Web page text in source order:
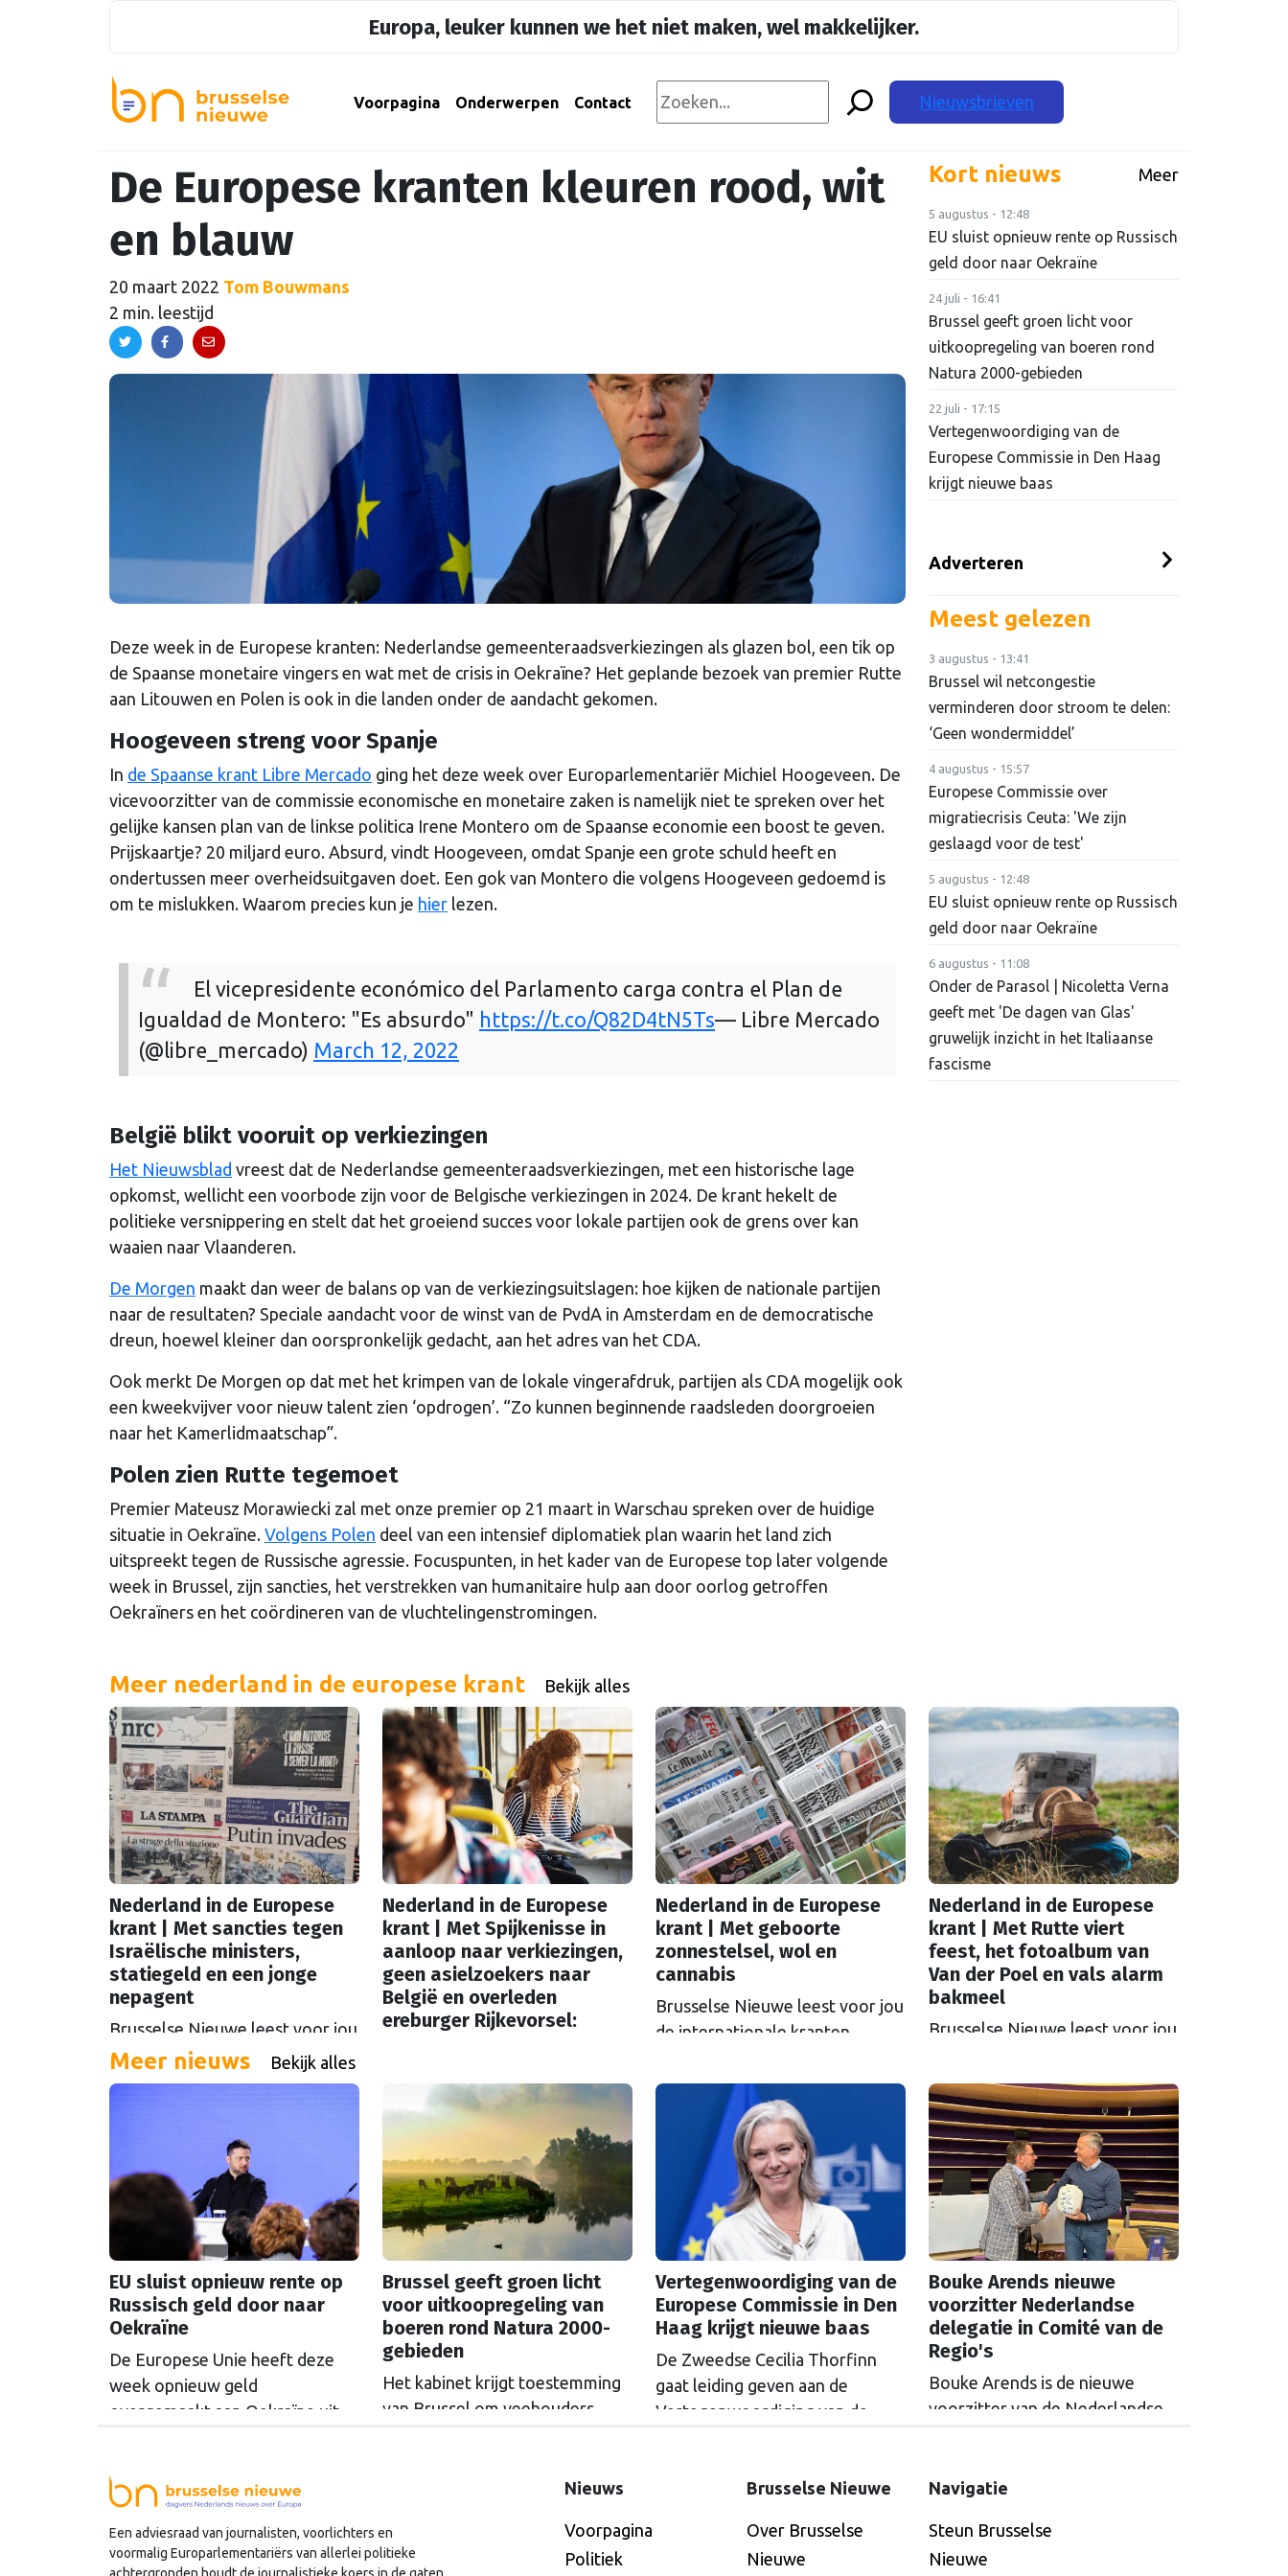
Europa, leuker kunnen we het niet maken, wel makkelijker.
Voorpagina Onderwerpen Contact Nieuwsbrieven
De Europese kranten kleuren rood, wit
en blauw
20 maart 2022 Tom Bouwmans
2 min. leestijd
Deze week in de Europese kranten: Nederlandse gemeenteraadsverkiezingen als glazen bol, een tik op
de Spaanse monetaire vingers en wat met de crisis in Oekraïne? Het geplande bezoek van premier Rutte
aan Litouwen en Polen is ook in die landen onder de aandacht gekomen.
Hoogeveen streng voor Spanje
In de Spaanse krant Libre Mercado ging het deze week over Europarlementariër Michiel Hoogeveen. De
vicevoorzitter van de commissie economische en monetaire zaken is namelijk niet te spreken over het
gelijke kansen plan van de linkse politica Irene Montero om de Spaanse economie een boost te geven.
Prijskaartje? 20 miljard euro. Absurd, vindt Hoogeveen, omdat Spanje een grote schuld heeft en
ondertussen meer overheidsuitgaven doet. Een gok van Montero die volgens Hoogeveen gedoemd is
om te mislukken. Waarom precies kun je hier lezen.
El vicepresidente económico del Parlamento carga contra el Plan de
Igualdad de Montero: "Es absurdo" https://t.co/Q82D4tN5Ts— Libre Mercado
(@libre_mercado) March 12, 2022
België blikt vooruit op verkiezingen
Het Nieuwsblad vreest dat de Nederlandse gemeenteraadsverkiezingen, met een historische lage
opkomst, wellicht een voorbode zijn voor de Belgische verkiezingen in 2024. De krant hekelt de
politieke versnippering en stelt dat het groeiend succes voor lokale partijen ook de grens over kan
waaien naar Vlaanderen.
De Morgen maakt dan weer de balans op van de verkiezingsuitslagen: hoe kijken de nationale partijen
naar de resultaten? Speciale aandacht voor de winst van de PvdA in Amsterdam en de democratische
dreun, hoewel kleiner dan oorspronkelijk gedacht, aan het adres van het CDA.
Ook merkt De Morgen op dat met het krimpen van de lokale vingerafdruk, partijen als CDA mogelijk ook
een kweekvijver voor nieuw talent zien ‘opdrogen’. “Zo kunnen beginnende raadsleden doorgroeien
naar het Kamerlidmaatschap”.
Polen zien Rutte tegemoet
Premier Mateusz Morawiecki zal met onze premier op 21 maart in Warschau spreken over de huidige
situatie in Oekraïne. Volgens Polen deel van een intensief diplomatiek plan waarin het land zich
uitspreekt tegen de Russische agressie. Focuspunten, in het kader van de Europese top later volgende
week in Brussel, zijn sancties, het verstrekken van humanitaire hulp aan door oorlog getroffen
Oekraïners en het coördineren van de vluchtelingenstromingen.
Kort nieuws Meer
5 augustus - 12:48
EU sluist opnieuw rente op Russisch
geld door naar Oekraïne
24 juli - 16:41
Brussel geeft groen licht voor
uitkoopregeling van boeren rond
Natura 2000-gebieden
22 juli - 17:15
Vertegenwoordiging van de
Europese Commissie in Den Haag
krijgt nieuwe baas
Adverteren
Meest gelezen
3 augustus - 13:41
Brussel wil netcongestie
verminderen door stroom te delen:
‘Geen wondermiddel’
4 augustus - 15:57
Europese Commissie over
migratiecrisis Ceuta: 'We zijn
geslaagd voor de test'
5 augustus - 12:48
EU sluist opnieuw rente op Russisch
geld door naar Oekraïne
6 augustus - 11:08
Onder de Parasol | Nicoletta Verna
geeft met 'De dagen van Glas'
gruwelijk inzicht in het Italiaanse
fascisme
Meer nederland in de europese krant Bekijk alles
Nederland in de Europese
krant | Met sancties tegen
Israëlische ministers,
statiegeld en een jonge
nepagent
Brusselse Nieuwe leest voor jou
de buitenlandse kranten.
Waarmee stond ons land deze
Nederland in de Europese
krant | Met Spijkenisse in
aanloop naar verkiezingen,
geen asielzoekers naar
België en overleden
ereburger Rijkevorsel:
extreemrechtse kiezers zich
tussen twijfel en overtuiging,
volgens Le Monde. In aanloop
naar de parlementsverkiezingen
van oktober sprak de Franse
krant inwoners van Spijkenisse
‘la ville de Henk et Ingrid’, die
heen en weer worden
geslingerd tussen teleurstelling
over de beloften van de PVV om
voor “de gewone man” te
zorgen en …Continued
Nederland in de Europese
krant | Met geboorte
zonnestelsel, wol en
cannabis
Brusselse Nieuwe leest voor jou
de internationale kranten.
week in de Europese krant?
Nederland in de Europese
krant | Met Rutte viert
feest, het fotoalbum van
Van der Poel en vals alarm
bakmeel
Brusselse Nieuwe leest voor jou
Waarmee stond Nederland deze
week in de Europese krant?
Meer nieuws Bekijk alles
EU sluist opnieuw rente op
Russisch geld door naar
Oekraïne
De Europese Unie heeft deze
week opnieuw geld
overgemaakt aan Oekraïne uit
om 1,4 miljard euro. Dat is de
Russische Centrale Bank ooit bij
de Belgische bank Euroclear
Brussel geeft groen licht
voor uitkoopregeling van
boeren rond Natura 2000-
gebieden
Het kabinet krijgt toestemming
van Brussel om veehouders
Commissie gaat akkoord met
miljoen euro.
Vertegenwoordiging van de
Europese Commissie in Den
Haag krijgt nieuwe baas
De Zweedse Cecilia Thorfinn
gaat leiding geven aan de
Vertegenwoordiging van de
Bouke Arends nieuwe
voorzitter Nederlandse
delegatie in Comité van de
Regio's
Bouke Arends is de nieuwe
voorzitter van de Nederlandse
huidige burgemeester van
Commissaris van de
Koning Arthur van Dijk (Noord-
Een adviesraad van journalisten, voorlichters en
voormalig Europarlementariërs van allerlei politieke
achtergronden houdt de journalistieke koers in de gaten,
Nieuws
Voorpagina
Politiek
Brusselse Nieuwe
Over Brusselse
Nieuwe
Navigatie
Steun Brusselse
Nieuwe